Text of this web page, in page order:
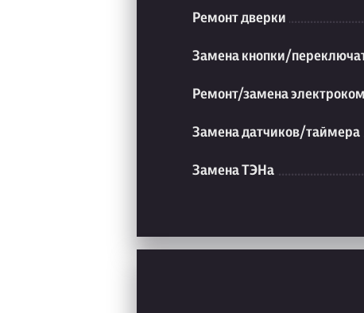
Ремонт дверки
Замена кнопки/
Ремонт/замена
Замена датчиков/таймера
Замена ТЭНа